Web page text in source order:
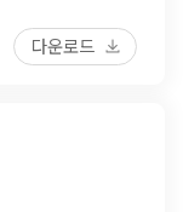
다운로드